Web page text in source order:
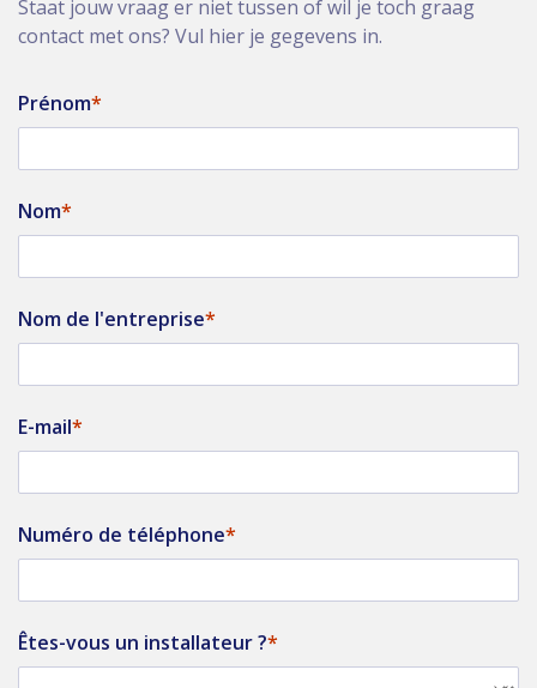
Staat jouw vraag er niet tussen of wil je toch graag
contact met ons? Vul hier je gegevens in.
Prénom
Nom
Nom de l'entreprise
E-mail
Numéro de téléphone
Êtes-vous un installateur ?